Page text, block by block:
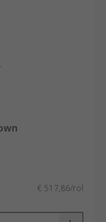
€ 517,86/rol